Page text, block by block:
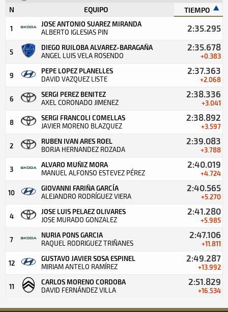
N EQUIPO TIEMPO
1
JOSE ANTONIO SUAREZ MIRANDA
ALBERTO IGLESIAS PIN 2:35.295
5
DIEGO RUILOBA ALVAREZ-BARAGAÑA
ANGEL LUIS VELA ROSENDO
2:35.678
+0.383
9
PEPE LOPEZ PLANELLES
DAVID VAZQUEZ LISTE
2:37.363
+2.068
6
SERGI PEREZ BENITEZ
AXEL CORONADO JIMENEZ
2:38.336
+3.041
8
SERGI FRANCOLI COMELLAS
JAVIER MORENO BLAZQUEZ
2:38.892
+3.597
2
RUBEN IVAN ARES ROEL
BORJA HERNANDEZ ROZADA
2:39.083
+3.788
3
ALVARO MUÑIZ MORA
MANUEL ALFONSO ESTEVEZ PÉREZ
2:40.019
+4.724
10
GIOVANNI FARIÑA GARCÍA
ALEJANDRO RODRÍGUEZ VIERA
2:40.565
+5.270
4
JOSE LUIS PELAEZ OLIVARES
JOSE MURADO GONZALEZ
2:41.280
+5.985
7
NURIA PONS GARCIA
RAQUEL RODRIGUEZ TRIÑANES
2:47.106
+11.811
12
GUSTAVO JAVIER SOSA ESPINEL
MIRIAM ANTELO RAMÍREZ
2:49.287
+13.992
11
CARLOS MORENO CORDOBA
DAVID FERNÁNDEZ VILLA
2:51.829
+16.534